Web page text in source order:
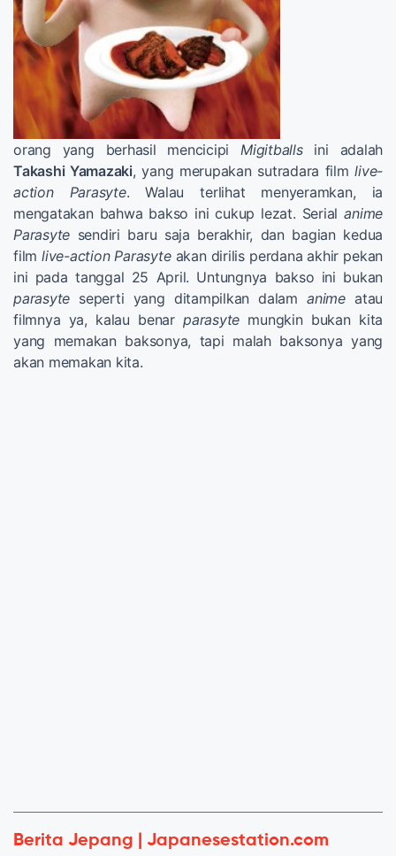
orang yang berhasil mencicipi Migitballsini adalah
Takashi Yamazaki, yang merupakan sutradara filmlive-
action Parasyte. Walau terlihat menyeramkan, ia
mengatakan bahwa bakso ini cukup lezat. Serialanime
Parasyte sendiri baru saja berakhir, dan bagian kedua
filmlive-action Parasyteakan dirilis perdana akhir pekan
ini pada tanggal 25 April. Untungnya bakso ini bukan
parasyte seperti yang ditampilkan dalamanimeatau
filmnya ya, kalau benarparasyte mungkin bukan kita
yang memakan baksonya, tapi malah baksonya yang
akan memakan kita.
Berita Jepang | Japanesestation.com